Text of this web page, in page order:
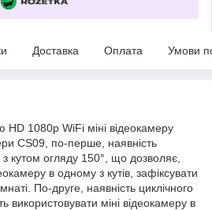
Доставка Оплата Умови
1080p WiFi міні відеокамеру
CS09, по-перше, наявність
кутом огляду 150°, що дозволяє,
в одному з кутів, зафіксувати
По-друге, наявність циклічного
використовувати міні відеокамеру в